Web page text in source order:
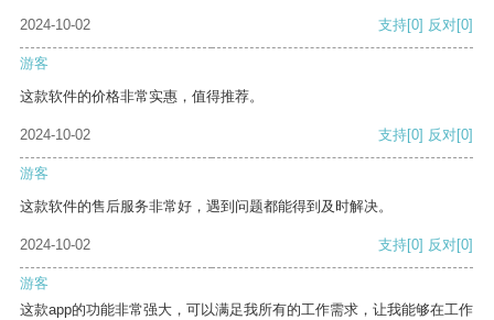
2024-10-02 支持[0] 反对[0]
游客
这款软件的价格非常实惠，值得推荐。
2024-10-02 支持[0] 反对[0]
游客
这款软件的售后服务非常好，遇到问题都能得到及时解决。
2024-10-02 支持[0] 反对[0]
游客
这款app的功能非常强大，可以满足我所有的工作需求，让我能够在工作